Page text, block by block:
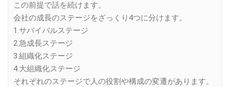
この前提で話を続けます。
会社の成長のステージをざっくり4つに分けます。
1.サバイバルステージ
2.急成長ステージ
3.組織化ステージ
4.大組織化ステージ
それぞれのステージで人の役割や構成の変遷があります。